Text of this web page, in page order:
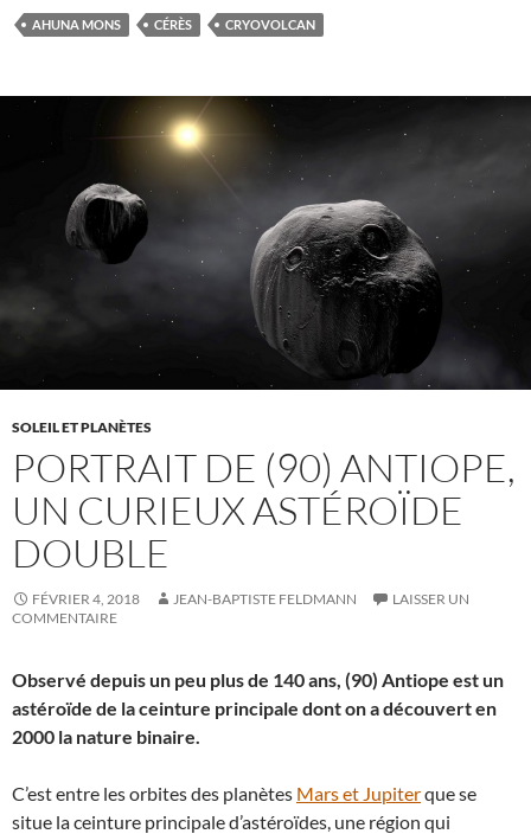
AHUNA MONS CÉRÈS CRYOVOLCAN
SOLEIL ET PLANÈTES
PORTRAIT DE (90) ANTIOPE,
UN CURIEUX ASTÉROÏDE
DOUBLE
FÉVRIER 4, 2018 JEAN-BAPTISTE FELDMANN
LAISSER UN
COMMENTAIRE
Observé depuis un peu plus de 140 ans, (90) Antiope est un
astéroïde de la ceinture principale dont on a découvert en
2000 la nature binaire.
C’est entre les orbites des planètes Mars et Jupiterque se
situe la ceinture principale d’astéroïdes, une région qui